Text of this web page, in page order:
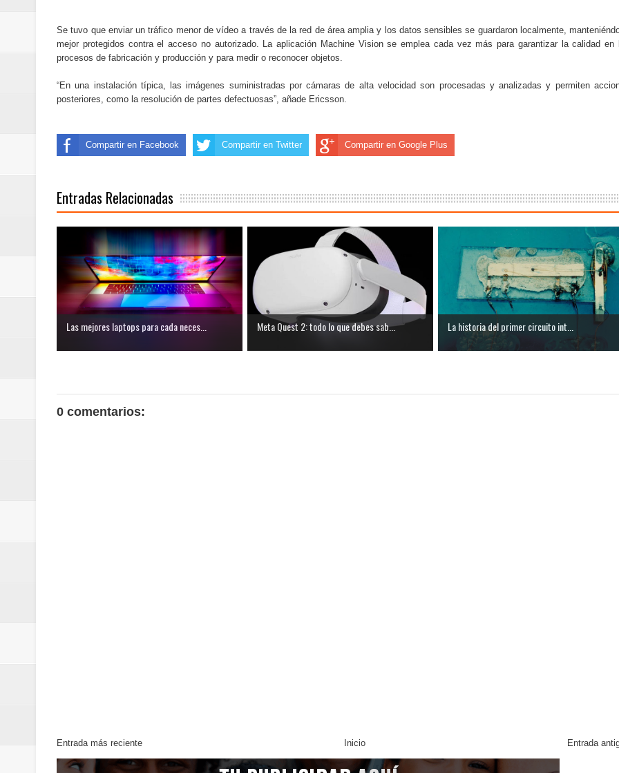
Se tuvo que enviar un tráfico menor de vídeo a través de la red de área amplia y los datos sensibles se guardaron localmente,
mejor protegidos contra el acceso no autorizado. La aplicación Machine Vision se emplea cada vez más para garantizar la calidad en
procesos de fabricación y producción y para medir o reconocer objetos.
“En una instalación típica, las imágenes suministradas por cámaras de alta velocidad son procesadas y analizadas y permiten
posteriores, como la resolución de partes defectuosas”, añade Ericsson.
Compartir en Facebook Compartir en Twitter Compartir en Google Plus
Entradas Relacionadas
Las mejores laptops para cada neces... Meta Quest 2: todo lo que debes sab... La historia del primer circuito int...
0 comentarios:
Entrada más reciente Entrada
Inicio